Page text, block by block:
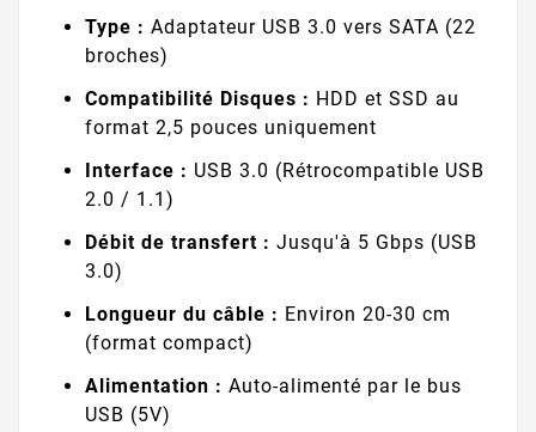
Type : Adaptateur USB 3.0 vers SATA (22
broches)
Compatibilité Disques : HDD et SSD au
format 2,5 pouces uniquement
Interface : USB 3.0 (Rétrocompatible USB
2.0 / 1.1)
Débit de transfert : Jusqu'à 5 Gbps (USB
3.0)
Longueur du câble : Environ 20-30 cm
(format compact)
Alimentation : Auto-alimenté par le bus
USB (5V)